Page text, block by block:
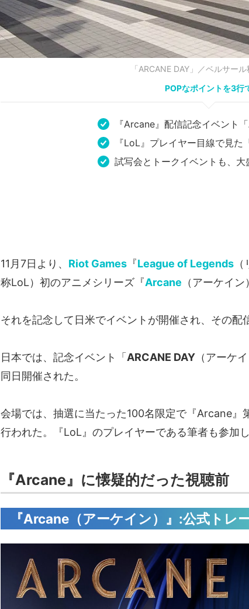
「ARCANE DAY」／ベルサー
POPなポイントを3行
『Arcane』配信記念イベント「
『LoL』プレイヤー目線で見た
試写会とトークイベントも、大
11月7日より、 Riot Games 『League of Legends
称LoL）初のアニメシリーズ『Arcane （アーケイ
それを記念して日米でイベントが開催され、その配
日本では、記念イベント「 ARCANE DAY （アーケ
同日開催された。
会場では、抽選に当たった100名限定で『Arcane』
行われた。『LoL』のプレイヤーである筆者も参加し
『Arcane』に懐疑的だった視聴前
『Arcane（アーケイン）』:公式トレ